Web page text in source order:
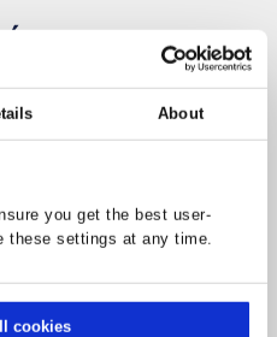
About
you get the best user-
these settings at any time.
cookies
nous